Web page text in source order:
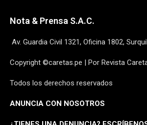
Nota & Prensa S.A.C.
Av. Guardia Civil 1321, Oficina 1802,
Copyright ©caretas.pe | Por Revista
Todos los derechos reservados
ANUNCIA CON NOSOTROS